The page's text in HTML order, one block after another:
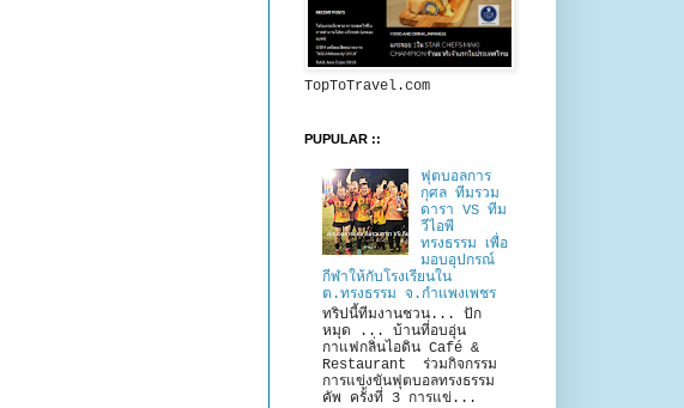
TopToTravel.com
PUPULAR ::
ฟุตบอลการ
กุศล ทีมรวม
ดารา VS ทีม
วีไอพี
ทรงธรรม เพื่อ
มอบอุปกรณ์
กีฬาให้กับโรงเรียนใน
ต.ทรงธรรม จ.กำแพงเพชร
ทริปนี้ทีมงานชวน... ปัก
หมุด ... บ้านที่อบอุ่น
กาแฟกลิ่นไอดิน Café &
Restaurant ร่วมกิจกรรม
การแข่งขันฟุตบอลทรงธรรม
คัพ ครั้งที่ 3 การแข่...